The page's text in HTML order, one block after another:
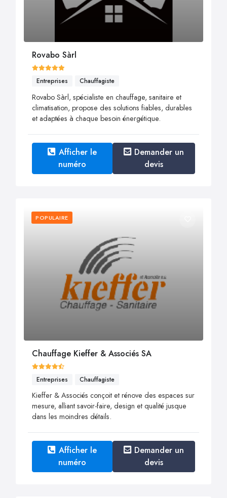
Rovabo Sàrl
Entreprises Chauffagiste
Rovabo Sàrl, spécialiste en chauffage, sanitaire et
climatisation, propose des solutions fiables, durables
et adaptées à chaque besoin énergétique.
Afficher le
numéro
Demander un
devis
POPULAIRE
Chauffage Kieffer & Associés SA
Entreprises Chauffagiste
Kieffer & Associés conçoit et rénove des espaces sur
mesure, alliant savoir-faire, design et qualité jusque
dans les moindres détails.
Afficher le
numéro
Demander un
devis